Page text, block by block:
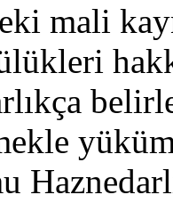
mali